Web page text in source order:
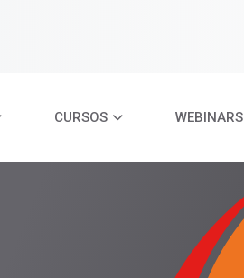
CURSOS WEBINARS